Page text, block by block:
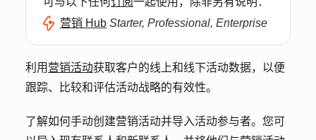
营销 Hub Starter, Professional, Enterprise
利用 营销活动获取客户的线上和线下活动数据，以便
跟踪、比较和评估活动战略的有效性。
了解如何手动创建营销活动并导入活动参与者。您可